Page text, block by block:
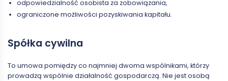
odpowiedzialność osobista za zobowiązania,
ograniczone możliwości pozyskiwania kapitału.
Spółka cywilna
To umowa pomiędzy co najmniej dwoma wspólnikami, którzy
prowadzą wspólnie działalność gospodarczą. Nie jest osobą